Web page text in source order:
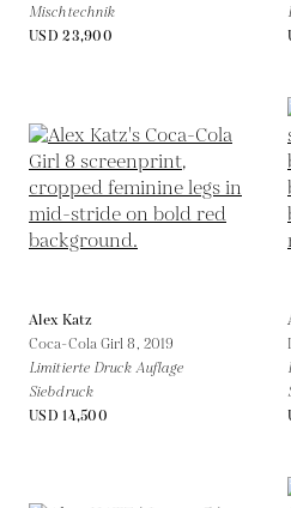
Mischtechnik
USD 23,900
Alex Katz
Coca-Cola Girl 8, 2019
Limitierte Druck Auflage
Siebdruck
USD 14,500